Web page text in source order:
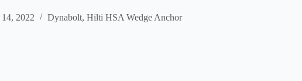
2022 Dynabolt, Hilti HSA Wedge Anchor